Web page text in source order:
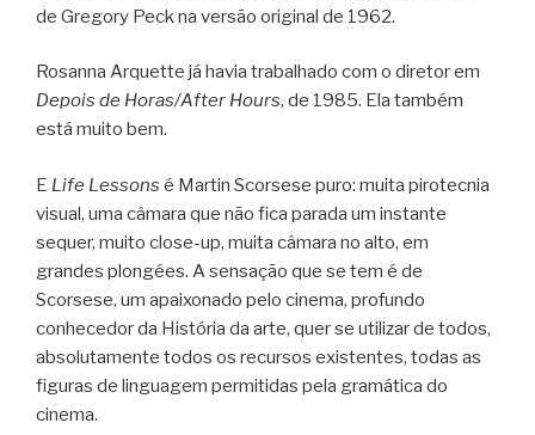
de Gregory Peck na versão original de 1962.
Rosanna Arquette já havia trabalhado com o diretor em
Depois de Horas/After Hours, de 1985. Ela também
está muito bem.
E Life Lessons é Martin Scorsese puro: muita pirotecnia
visual, uma câmara que não fica parada um instante
sequer, muito close-up, muita câmara no alto, em
grandes plongées. A sensação que se tem é de
Scorsese, um apaixonado pelo cinema, profundo
conhecedor da História da arte, quer se utilizar de todos,
absolutamente todos os recursos existentes, todas as
figuras de linguagem permitidas pela gramática do
cinema.